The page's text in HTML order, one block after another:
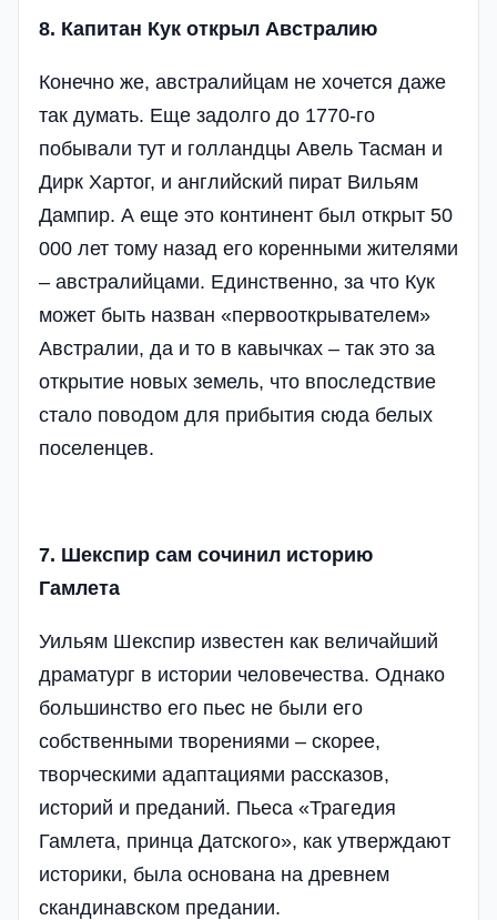
8. Капитан Кук открыл Австралию
Конечно же, австралийцам не хочется даже
так думать. Еще задолго до 1770-го
побывали тут и голландцы Авель Тасман и
Дирк Хартог, и английский пират Вильям
Дампир. А еще это континент был открыт 50
000 лет тому назад его коренными жителями
– австралийцами. Единственно, за что Кук
может быть назван «первооткрывателем»
Австралии, да и то в кавычках – так это за
открытие новых земель, что впоследствие
стало поводом для прибытия сюда белых
поселенцев.
7. Шекспир сам сочинил историю
Гамлета
Уильям Шекспир известен как величайший
драматург в истории человечества. Однако
большинство его пьес не были его
собственными творениями – скорее,
творческими адаптациями рассказов,
историй и преданий. Пьеса «Трагедия
Гамлета, принца Датского», как утверждают
историки, была основана на древнем
скандинавском предании.